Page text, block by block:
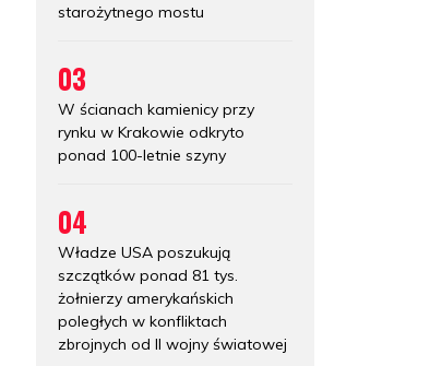
starożytnego mostu
03
W ścianach kamienicy przy
rynku w Krakowie odkryto
ponad 100-letnie szyny
04
Władze USA poszukują
szczątków ponad 81 tys.
żołnierzy amerykańskich
poległych w konfliktach
zbrojnych od II wojny światowej